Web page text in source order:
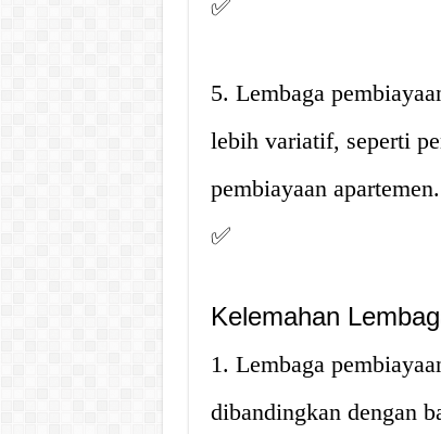
✅
5. Lembaga
lebih variatif, seperti
pembiayaan apartemen.
✅
Kelemahan
1. Lembaga
dibandingkan dengan